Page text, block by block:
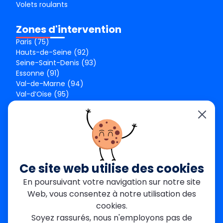
Volets roulants
Zones d'intervention
Paris (75)
Hauts-de-Seine (92)
Seine-Saint-Denis (93)
Essonne (91)
Val-de-Marne (94)
Val-d’Oise (95)
Seine-Saint-Denis
Garges-lès-Gonesse
Val-de-Marne
Dourdan
Mantes-la-Jolie
Ce site web utilise des cookies
En poursuivant votre navigation sur notre site
Web, vous consentez à notre utilisation des
cookies.
Soyez rassurés, nous n'employons pas de